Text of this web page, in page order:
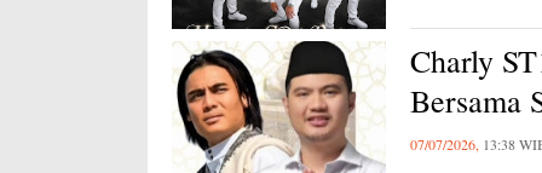
Charly
Bersama
07/07/2026, 13:38